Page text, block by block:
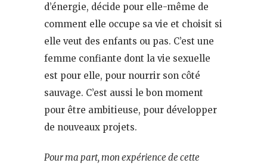
d’énergie, décide pour elle-même de
comment elle occupe sa vie et choisit si
elle veut des enfants ou pas. C’est une
femme confiante dont la vie sexuelle
est pour elle, pour nourrir son côté
sauvage. C’est aussi le bon moment
pour être ambitieuse, pour développer
de nouveaux projets.
Pour ma part, mon expérience de cette